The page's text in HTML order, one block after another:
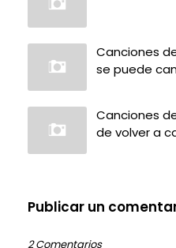
Canciones
se puede
Canciones
de volver a
Publicar un
2 Comentarios